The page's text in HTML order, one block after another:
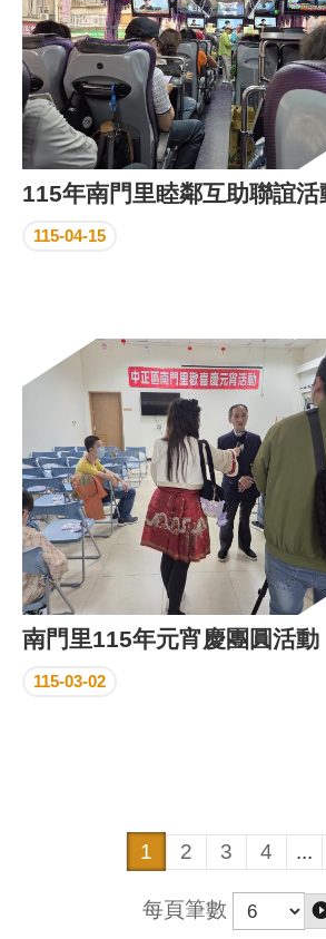
115年南門里睦鄰互助聯誼活
115-04-15
南門里115年元宵慶團圓活動
115-03-02
1 2 3 4 ...
每頁筆數